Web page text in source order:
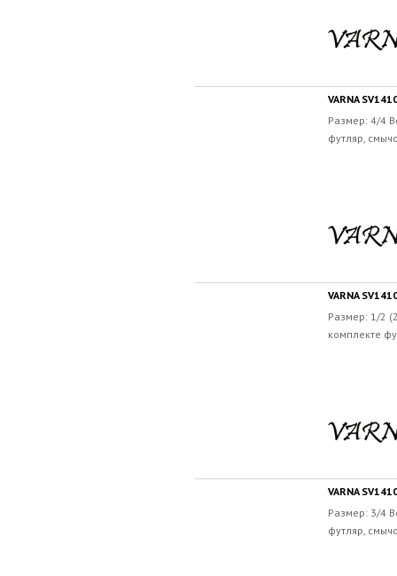
VARNA
Размер: 4/4
футляр,
VARNA
Размер: 1/2
комплекте
VARNA
Размер: 3/4
футляр,